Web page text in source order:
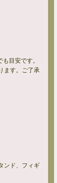
目安です。
ます。ご了承
ンド、フィギ